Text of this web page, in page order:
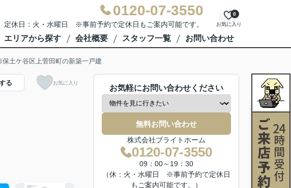
0120-07-3550
休日：火・水曜日 ※事前予約で定休日もご案内可能です。 お気に入り
0
エリアから探す 会社概要 スタッフ一覧 お問い合わせ
保土ケ谷区上菅田町の新築一戸建
る お気に入り
お気軽にお問い合わせください
無料お問い合わせ
株式会社ブライトホーム
0120-07-3550
09：00～19：30
（休：火・水曜日 ※事前予約で定休日
もご案内可能です。）